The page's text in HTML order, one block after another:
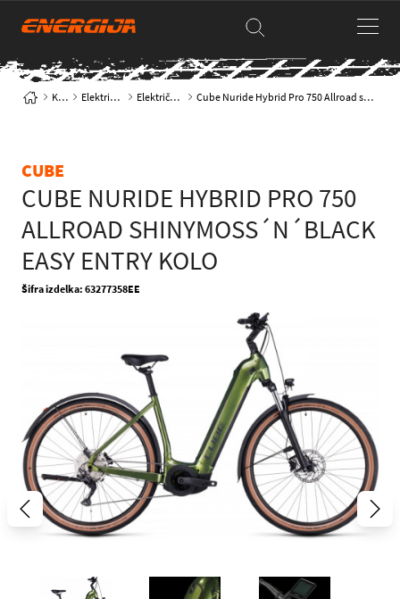
Kolesa Električna kolesa Električna trekking Cube Nuride Hybrid Pro 750 Allroad shinymoss´n´black Easy Entry kolo
CUBE
CUBE NURIDE HYBRID PRO 750
ALLROAD SHINYMOSS´N´BLACK
EASY ENTRY KOLO
Šifra izdelka: 63277358EE